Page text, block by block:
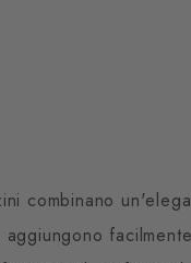
combinano